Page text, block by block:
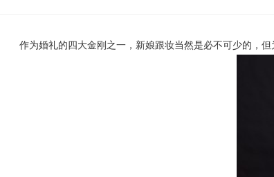
作为婚礼的四大金刚之一，新娘跟妆当然是必不可少的，但